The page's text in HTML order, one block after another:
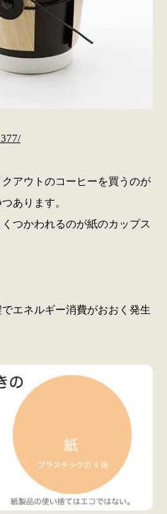
アウトのコーヒーを買うのが
あります。
つかわれるのが紙のカップス
エネルギー消費がおおく発生